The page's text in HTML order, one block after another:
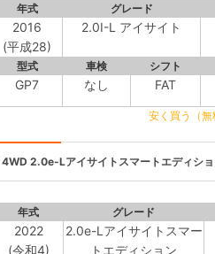
年式 グレード
2016
(平成28)
2.0I-L アイサイト
型式 車検 シフト
GP7 なし FAT
安く買う（無
2.0e-Lアイサイトスマートエディシ
年式 グレード
2022
(令和4)
2.0e-Lアイサイトスマー
トエディション